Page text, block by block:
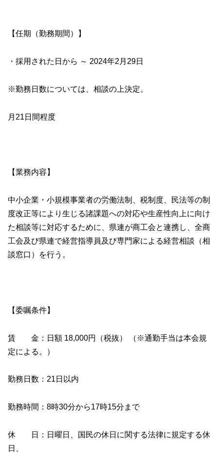
【任期（勤務期間）】
・採用された日から ～ 2024年2月29日
※勤務日数については、相談の上決定。
月21日間程度
【業務内容】
中小企業・小規模事業者の労働法制、税制度、民法等の制
度改正等により生じる諸課題への対応や生産性向上に向け
た相談等に対応するために、県連が商工会と連携し、全商
工会及び県連で経営指導員及び専門家による経営相談（相
談窓口）を行う。
【委嘱条件】
賃 金：日額 18,000円（税抜） （※通勤手当は本会規
定による。）
勤務日数：21日以内
勤務時間：8時30分から17時15分まで
休 日：日曜日、国民の休日に関する法律に規定する休
日、